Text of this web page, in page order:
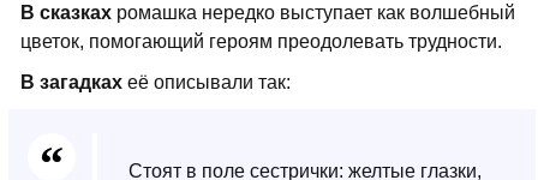
В сказках ромашка нередко выступает как волшебный
цветок, помогающий героям преодолевать трудности.
В загадках её описывали так:
Стоят в поле сестрички: желтые глазки,